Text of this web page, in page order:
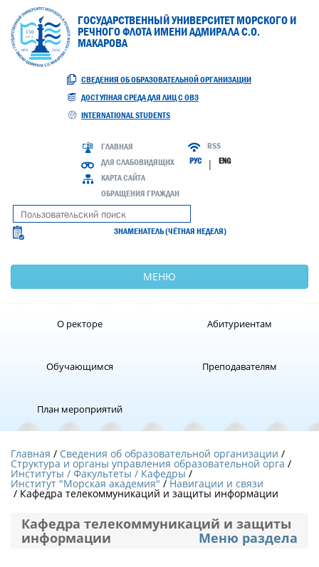
ГОСУДАРСТВЕННЫЙ УНИВЕРСИТЕТ МОРСКОГО И
РЕЧНОГО ФЛОТА ИМЕНИ АДМИРАЛА С.О.
МАКАРОВА
СВЕДЕНИЯ ОБ ОБРАЗОВАТЕЛЬНОЙ ОРГАНИЗАЦИИ
ДОСТУПНАЯ СРЕДА ДЛЯ ЛИЦ С ОВЗ
INTERNATIONAL STUDENTS
ГЛАВНАЯ
ДЛЯ СЛАБОВИДЯЩИХ
КАРТА САЙТА
ОБРАЩЕНИЯ ГРАЖДАН
RSS
РУС | ENG
ЗНАМЕНАТЕЛЬ (ЧЁТНАЯ НЕДЕЛЯ)
МЕНЮ
О ректоре Абитуриентам
Обучающимся Преподавателям
План мероприятий
Главная Сведения об образовательной организации
Структура и органы управления образовательной орга
Институты / Факультеты / Кафедры
Институт "Морская академия" Навигации и связи
/ Кафедра телекоммуникаций и защиты информации
Кафедра телекоммуникаций и защиты
информации
Меню раздела